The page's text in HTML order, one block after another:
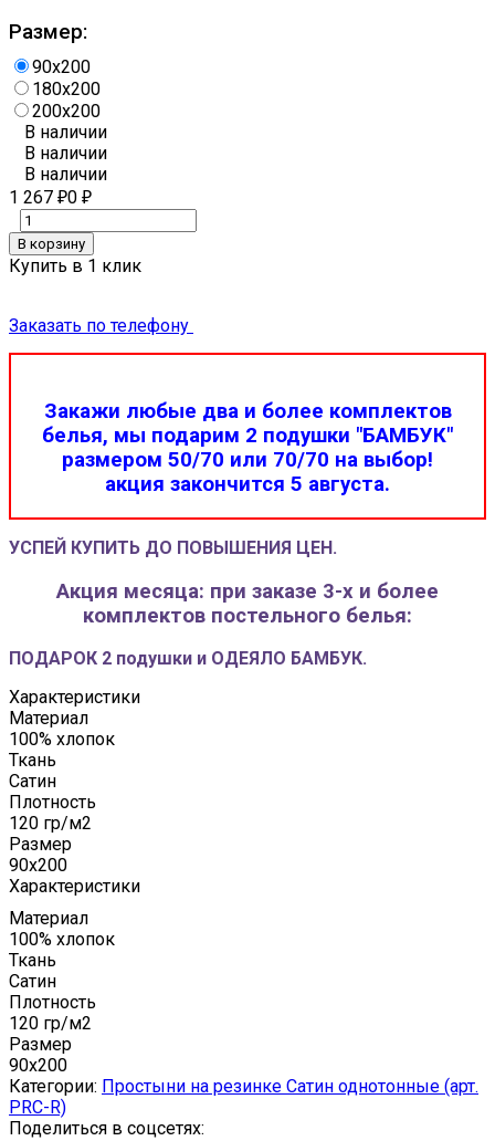
Размер:
90x200
180x200
200x200
В наличии
В наличии
В наличии
1 267 ₽0 ₽
В корзину
Купить в 1 клик
Заказать по телефону
Закажи любые два и более комплектов
белья, мы подарим 2 подушки "БАМБУК"
размером 50/70 или 70/70 на выбор!
акция закончится 5 августа.
УСПЕЙ КУПИТЬ ДО ПОВЫШЕНИЯ ЦЕН.
Акция месяца: при заказе 3-х и более
комплектов постельного белья:
ПОДАРОК 2 подушки и ОДЕЯЛО БАМБУК.
Характеристики
Материал
100% хлопок
Ткань
Сатин
Плотность
120 гр/м2
Размер
90x200
Характеристики
Материал
100% хлопок
Ткань
Сатин
Плотность
120 гр/м2
Размер
90x200
Категории: Простыни на резинке Сатин однотонные (арт.
PRC-R)
Поделиться в соцсетях: